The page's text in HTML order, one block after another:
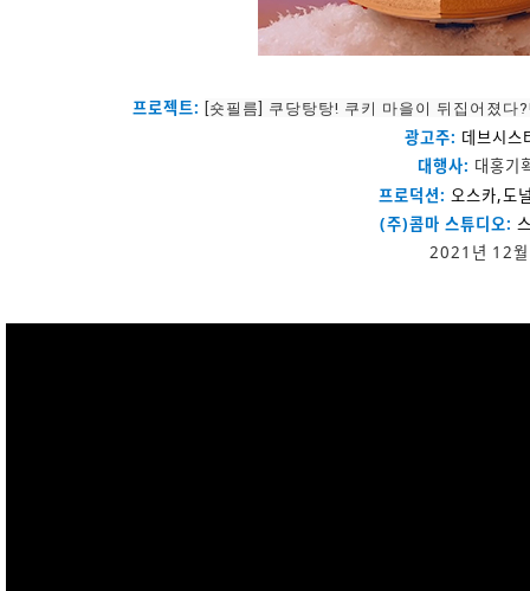
프로젝트: [숏필름] 쿠당탕탕! 쿠키 마을이 뒤집어졌
광고주: 데브시스
대행사: 대홍기
프로덕션: 오스카,도
(주)콤마 스튜디오:
2021년 12월